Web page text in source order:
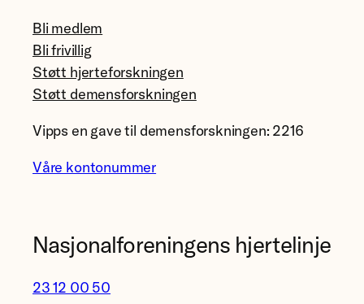
Bli medlem
Bli frivillig
Støtt hjerteforskningen
Støtt demensforskningen
Vipps en gave til demensforskningen: 2216
Våre kontonummer
Nasjonalforeningens hjertelinje
23 12 00 50